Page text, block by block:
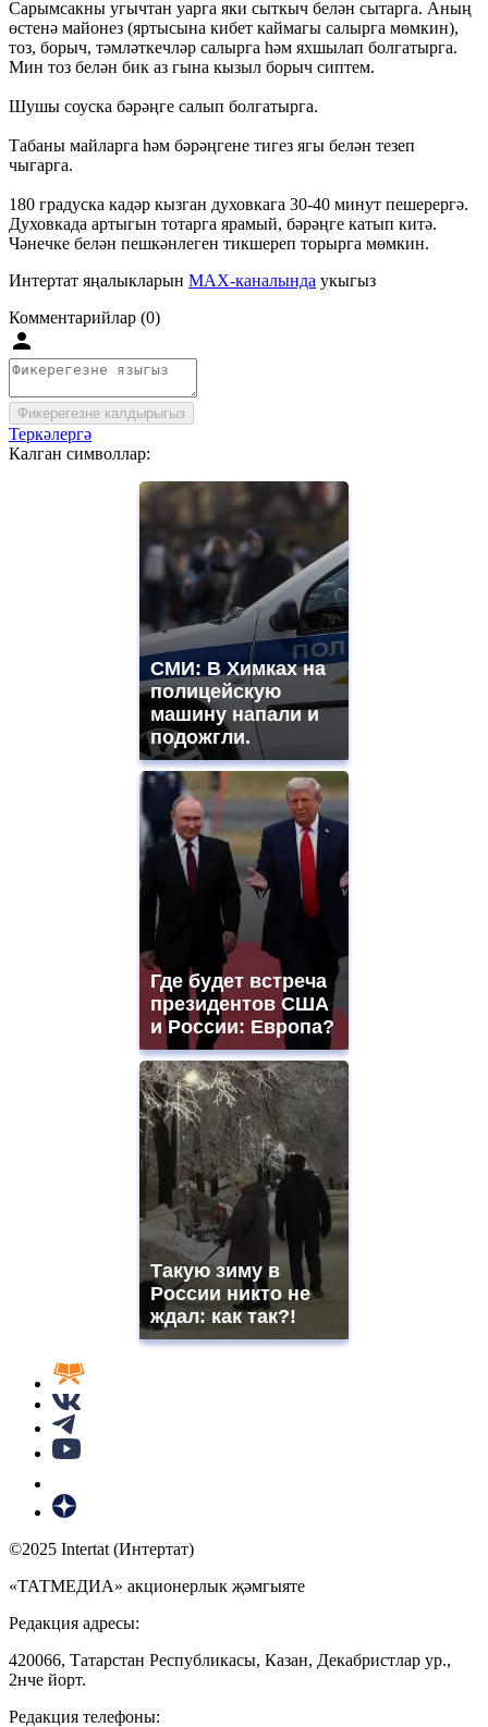
Сарымсакны угычтан уарга яки сыткыч белән сытарга. Аның
өстенә майонез (яртысына кибет каймагы салырга мөмкин),
тоз, борыч, тәмләткечләр салырга һәм яхшылап болгатырга.
Мин тоз белән бик аз гына кызыл борыч сиптем.
Шушы соуска бәрәңге салып болгатырга.
Табаны майларга һәм бәрәңгене тигез ягы белән тезеп
чыгарга.
180 градуска кадәр кызган духовкага 30-40 минут пешерергә.
Духовкада артыгын тотарга ярамый, бәрәңге катып китә.
Чәнечке белән пешкәнлеген тикшереп торырга мөмкин.
Интертат яңалыкларын MAX-каналында укыгыз
Комментарийлар (0)
Фикерегезне калдырыгыз
Теркәлергә
Калган символлар:
СМИ: В Химках на
полицейскую
машину напали и
подожгли.
Где будет встреча
президентов США
и России: Европа?
Такую зиму в
России никто не
ждал: как так?!
©2025 Intertat (Интертат)
«ТАТМЕДИА» акционерлык җәмгыяте
Редакция адресы:
420066, Татарстан Республикасы, Казан, Декабристлар ур.,
2нче йорт.
Редакция телефоны: